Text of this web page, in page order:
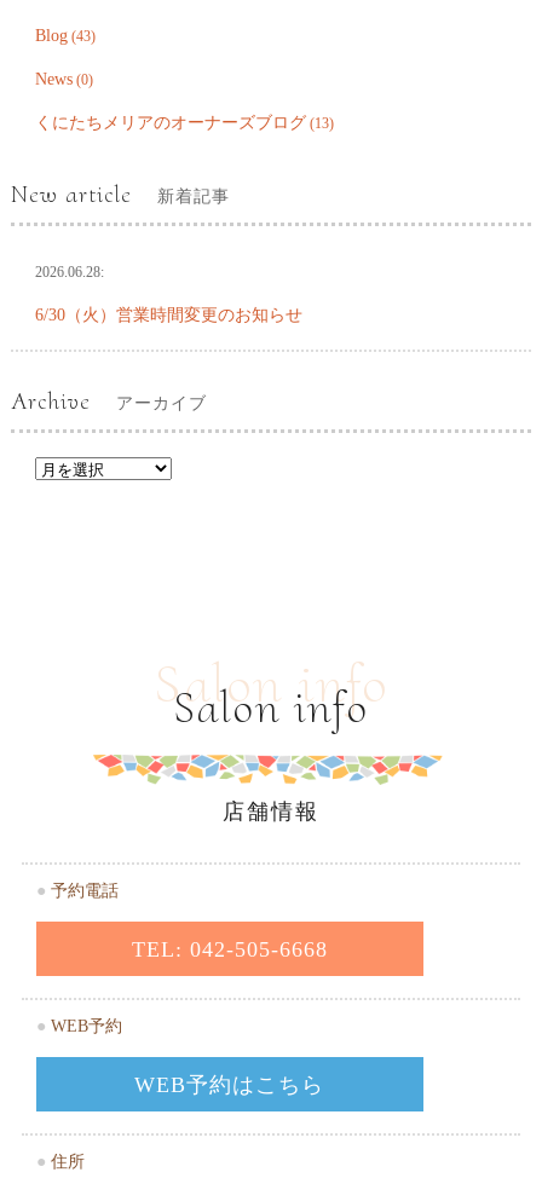
Blog(43)
News(0)
くにたちメリアのオーナーズブログ (13)
New article 新着記事
2026.06.28:
6/30（火）営業時間変更のお知らせ
Archive アーカイブ
Salon info
Salon info
店舗情報
● 予約電話
TEL: 042-505-6668
● WEB予約
WEB予約はこちら
● 住所